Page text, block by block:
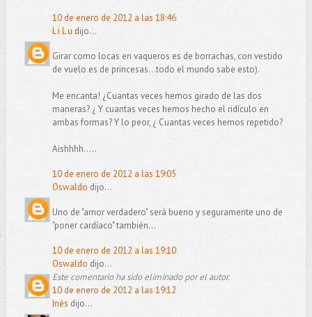
10 de enero de 2012 a las 18:46
L i L u dijo...
Girar como locas en vaqueros es de borrachas, con vestido
de vuelo es de princesas...todo el mundo sabe esto).
Me encanta! ¿Cuantas veces hemos girado de las dos
maneras? ¿ Y cuantas veces hemos hecho el ridículo en
ambas formas? Y lo peor, ¿ Cuantas veces hemos repetido?
Aishhhh.....
10 de enero de 2012 a las 19:05
Oswaldo dijo...
Uno de "amor verdadero" será bueno y seguramente uno de
"poner cardíaco" también...
10 de enero de 2012 a las 19:10
Oswaldo dijo...
Este comentario ha sido eliminado por el autor.
10 de enero de 2012 a las 19:12
Inés dijo...